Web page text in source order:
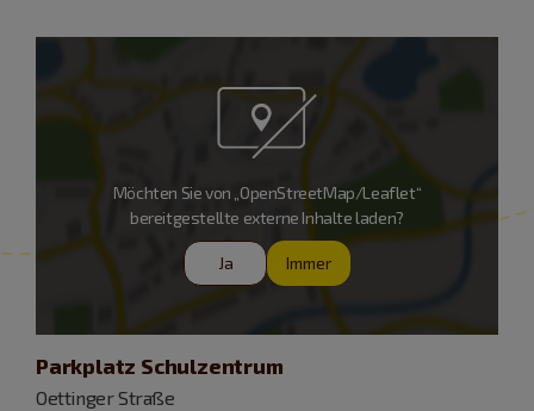
Möchten Sie von „OpenStreetMap/Leaflet“
bereitgestellte externe Inhalte laden?
Ja Immer
Parkplatz Schulzentrum
Oettinger Straße